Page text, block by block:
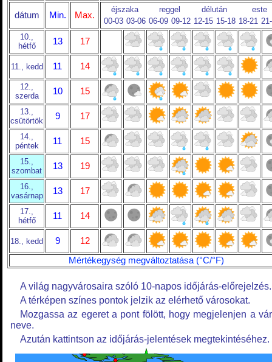
dátum Min. Max.
éjszaka reggel délután
este
00-03 03-06 06-09 09-12 12-15 15-18 18-21
10.,
hétfő
13 17
11., kedd 11 14
12.,
szerda
10 15
13.,
csütörtök
9 17
14.,
péntek
11 15
15.,
szombat
13 19
16.,
vasárnap
13 17
17.,
hétfő
11 14
18., kedd 9
12
Mértékegység megváltoztatása (°C/°F)
A világ nagyvárosaira szóló 10-napos időjárás-előrejelzés.
A térképen színes pontok jelzik az elérhető városokat.
Mozgassa az egeret a pont fölött, hogy megjelenjen a
neve.
Azután kattintson az időjárás-jelentések megtekintéséhez.